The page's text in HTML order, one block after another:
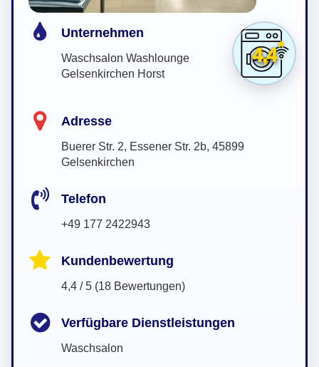
4,4
Unternehmen
Waschsalon Washlounge
Gelsenkirchen Horst
Adresse
Buerer Str. 2, Essener Str. 2b, 45899
Gelsenkirchen
Telefon
+49 177 2422943
Kundenbewertung
4,4 / 5 (18 Bewertungen)
Verfügbare Dienstleistungen
Waschsalon